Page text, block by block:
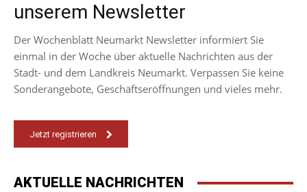
unserem Newsletter
Der Wochenblatt Neumarkt Newsletter informiert Sie
einmal in der Woche über aktuelle Nachrichten aus der
Stadt- und dem Landkreis Neumarkt. Verpassen Sie keine
Sonderangebote, Geschäftseröffnungen und vieles mehr.
Jetzt registrieren
AKTUELLE NACHRICHTEN